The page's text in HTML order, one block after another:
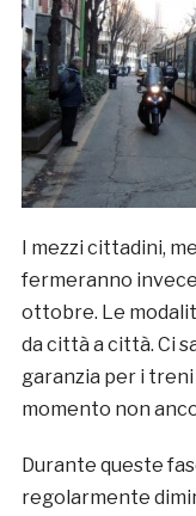
I mezzi cittadini,
fermeranno
ottobre. Le
da città a città. Ci
garanzia per i
momento non
Durante queste
regolarmente